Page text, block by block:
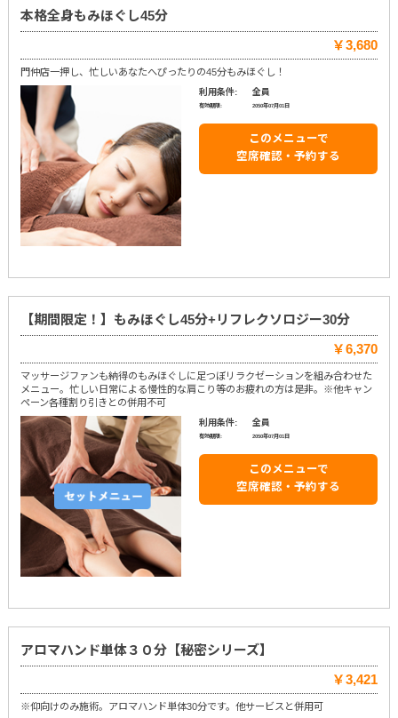
本格全身もみほぐし45分
￥3,680
門仲店一押し、忙しいあなたへぴったりの45分もみほぐし！
利用条件: 全員
有効期限: 2050年07月01日
このメニューで
空席確認・予約する
【期間限定！】もみほぐし45分+リフレクソロジー30分
￥6,370
マッサージファンも納得のもみほぐしに足つぼリラクゼーションを組み合わせた
メニュー。忙しい日常による慢性的な肩こり等のお疲れの方は是非。※他キャン
ペーン各種割り引きとの併用不可
利用条件: 全員
有効期限: 2050年07月01日
このメニューで
空席確認・予約する
アロマハンド単体３０分【秘密シリーズ】
￥3,421
※仰向けのみ施術。アロマハンド単体30分です。他サービスと併用可